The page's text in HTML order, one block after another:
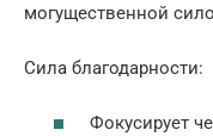
могущественной
Сила благодарности:
Фокусирует